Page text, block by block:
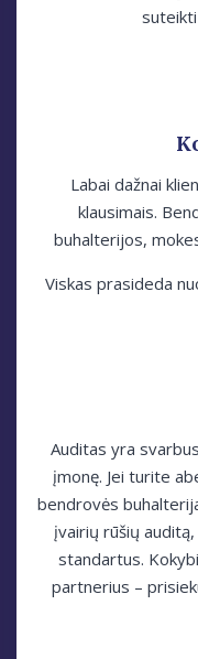
Labai dažnai
klausimais.
buhalterijos,
Viskas prasideda
Auditas yra
įmonę. Jei turite
bendrovės
įvairių rūšių
standartus.
partnerius –